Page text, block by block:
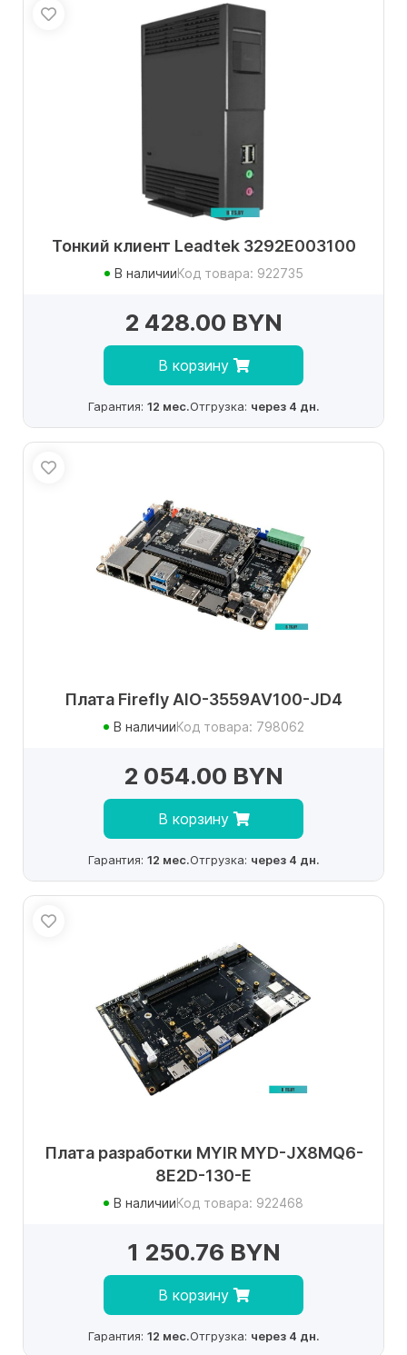
Тонкий клиент Leadtek 3292E003100
В наличииКод товара: 922735
2 428.00 BYN
В корзину
Гарантия: 12 мес.Отгрузка: через 4 дн.
Плата Firefly AIO-3559AV100-JD4
В наличииКод товара: 798062
2 054.00 BYN
В корзину
Гарантия: 12 мес.Отгрузка: через 4 дн.
Плата разработки MYIR MYD-JX8MQ6-
8E2D-130-E
В наличииКод товара: 922468
1 250.76 BYN
В корзину
Гарантия: 12 мес.Отгрузка: через 4 дн.